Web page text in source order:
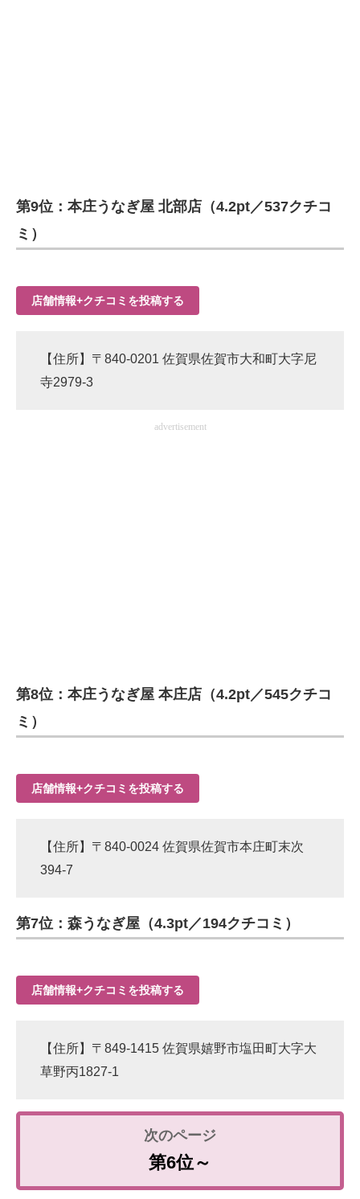
第9位：本庄うなぎ屋 北部店（4.2pt／537クチコ
ミ）
店舗情報+クチコミを投稿する
【住所】〒840-0201 佐賀県佐賀市大和町大字尼
寺2979-3
advertisement
第8位：本庄うなぎ屋 本庄店（4.2pt／545クチコ
ミ）
店舗情報+クチコミを投稿する
【住所】〒840-0024 佐賀県佐賀市本庄町末次
394-7
第7位：森うなぎ屋（4.3pt／194クチコミ）
店舗情報+クチコミを投稿する
【住所】〒849-1415 佐賀県嬉野市塩田町大字大
草野丙1827-1
第6位～